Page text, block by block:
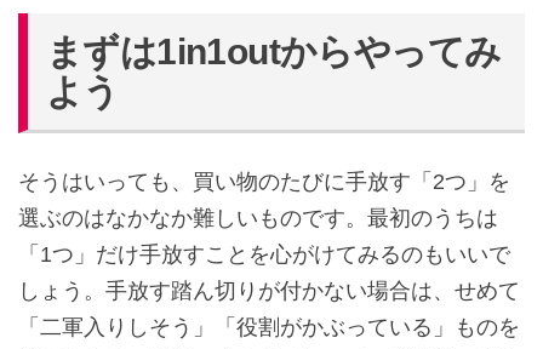
まずは1in1outからやってみ
よう
そうはいっても、買い物のたびに手放す「2つ」を
選ぶのはなかなか難しいものです。最初のうちは
「1つ」だけ手放すことを心がけてみるのもいいで
しょう。手放す踏ん切りが付かない場合は、せめて
「二軍入りしそう」「役割がかぶっている」ものを